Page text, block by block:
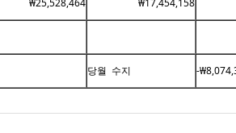
₩25,528,464 ₩17,454,158
당월 수지 -